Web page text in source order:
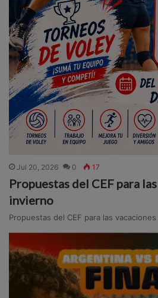
Jul 20, 2026 0 17
Propuestas del CEF para
invierno
Propuestas del CEF para las